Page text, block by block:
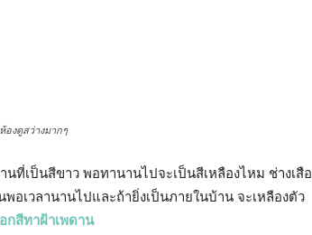
ว่างมากๆ
นที่เป็นสีขาว พอทานานไปจะเป็นสีเหลืองไหม ช่างเสือ
เวลานานไปและถ้ายิ่งเป็นภายในบ้าน จะเหลืองตัว
กสีทาฝ้าเพดาน